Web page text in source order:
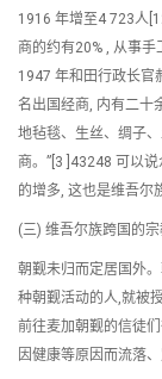
1916 年增至4 723人
商的约有20% , 从事
1947 年和田行政长官
名出国经商, 内有二十
地毡毯、生丝、绸子
商。”[3 ]43248 可以
的增多, 这也是维吾尔
(三) 维吾尔族跨国的宗
朝觐未归而定居国外
种朝觐活动的人,就被
前往麦加朝觐的信徒
因健康等原因而流落